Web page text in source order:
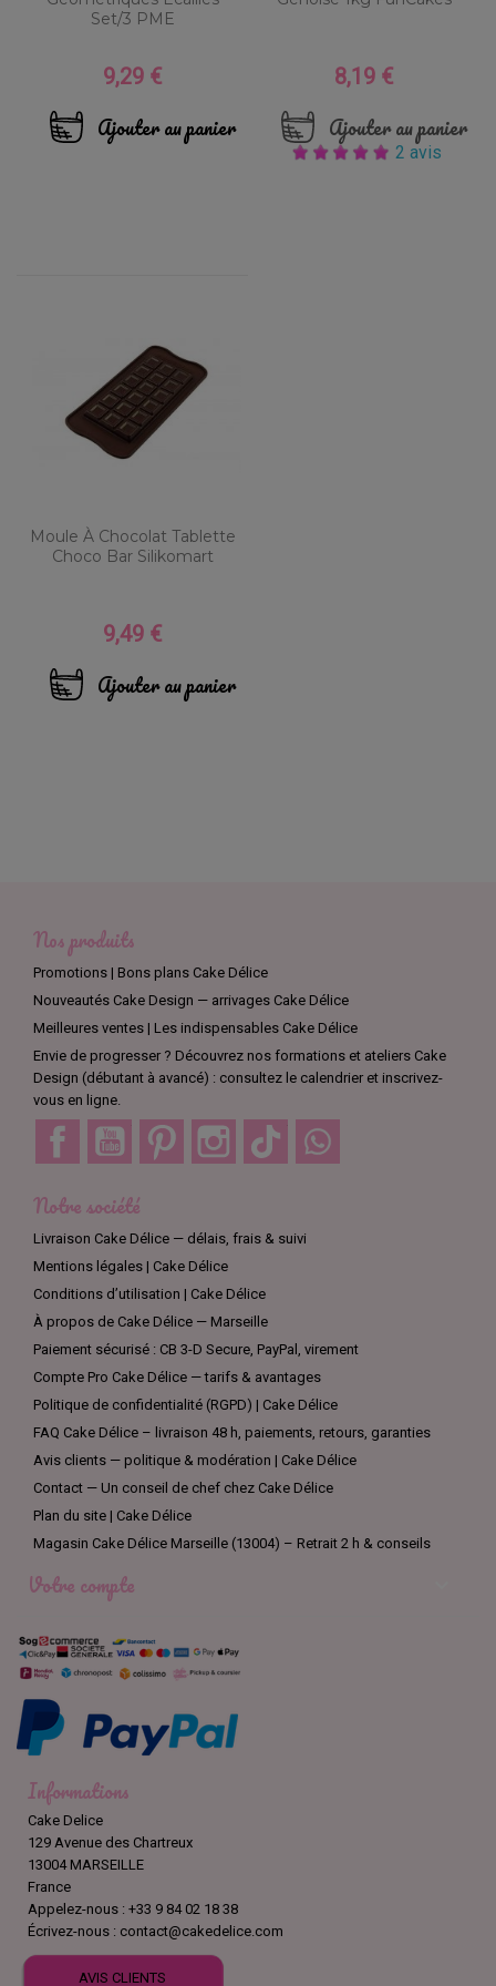
Set/3 PME
Prix
9,29 €
Ajouter au panier
Prix
8,19 €
Ajouter au panier
2 avis
Moule À Chocolat Tablette
Choco Bar Silikomart
Prix
9,49 €
Ajouter au panier
Nos produits
Promotions | Bons plans Cake Délice
Nouveautés Cake Design — arrivages Cake Délice
Meilleures ventes | Les indispensables Cake Délice
Envie de progresser ? Découvrez nos formations et ateliers Cake
Design (débutant à avancé) : consultez le calendrier et inscrivez-
vous en ligne.
Facebook YouTube Pinterest Instagram TikTok
Notre société
Livraison Cake Délice — délais, frais & suivi
Mentions légales | Cake Délice
Conditions d’utilisation | Cake Délice
À propos de Cake Délice — Marseille
Paiement sécurisé : CB 3-D Secure, PayPal, virement
Compte Pro Cake Délice — tarifs & avantages
Politique de confidentialité (RGPD) | Cake Délice
FAQ Cake Délice – livraison 48 h, paiements, retours, garanties
Avis clients — politique & modération | Cake Délice
Contact — Un conseil de chef chez Cake Délice
Plan du site | Cake Délice
Magasin Cake Délice Marseille (13004) – Retrait 2 h & conseils
Votre compte
Informations
Cake Delice
129 Avenue des Chartreux
13004 MARSEILLE
France
Appelez-nous : +33 9 84 02 18 38
Écrivez-nous : contact@cakedelice.com
AVIS CLIENTS